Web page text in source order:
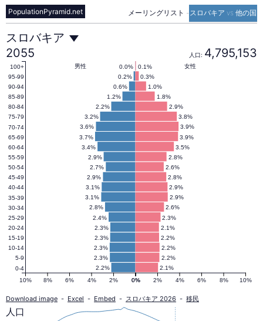
メーリングリスト - スロバキア vs 他の国
PopulationPyramid.net
ス
ロ
バ
キ
ア
の
人
口
ピ
スロバキア
2055
人口: 4,795,153
2.1%
2.2%
2.2%
2.3%
2.2%
2.3%
2.2%
2.3%
2.1%
2.3%
2.3%
2.4%
2.6%
2.8%
2.9%
3.1%
2.9%
3.1%
2.8%
2.9%
2.6%
2.7%
2.8%
2.9%
3.5%
3.4%
3.9%
3.7%
3.9%
3.6%
3.8%
3.2%
2.9%
2.2%
1.8%
1.2%
1.0%
0.6%
0.3%
0.2%
0.1%
0.0% 女性
男性
0% 2% 4% 6% 8% 10%
10% 8% 6% 4% 2% 0%
0-4
5-9
10-14
15-19
20-24
25-29
30-34
35-39
40-44
45-49
50-54
55-59
60-64
65-69
70-74
75-79
80-84
85-89
90-94
95-99
100+
Download image - Excel - Embed - スロバキア 2026 - 移民
人口